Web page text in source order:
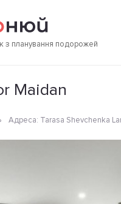
з планування подорожей
Зручності
Maidan
Адреса: Tarasa Shevchenka